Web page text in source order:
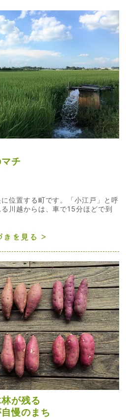
チ
位置する町です。「小江戸」と呼
川越からは、車で15分ほどで到
きを見る
が残る
慢のまち